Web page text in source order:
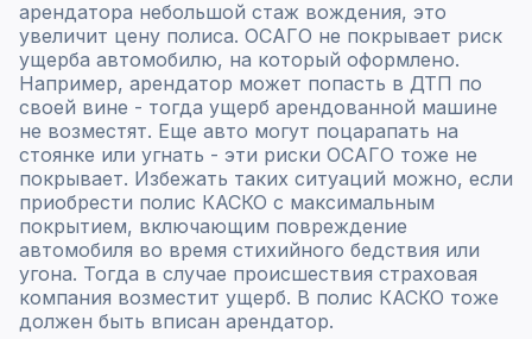
арендатора небольшой стаж вождения, это
увеличит цену полиса. ОСАГО не покрывает риск
ущерба автомобилю, на который оформлено.
Например, арендатор может попасть в ДТП по
своей вине - тогда ущерб арендованной машине
не возместят. Еще авто могут поцарапать на
стоянке или угнать - эти риски ОСАГО тоже не
покрывает. Избежать таких ситуаций можно, если
приобрести полис КАСКО с максимальным
покрытием, включающим повреждение
автомобиля во время стихийного бедствия или
угона. Тогда в случае происшествия страховая
компания возместит ущерб. В полис КАСКО тоже
должен быть вписан арендатор.